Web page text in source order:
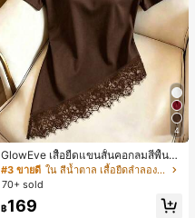
4
GlowEve เสื้อยืดแขนสั้นคอกลมสีพื้นลำ
ลองอเนกประสงค์สำหรับผู้หญิง
#3 ขายดี
ใน สีน้ำตาล เสื้อยืดลำลองพื้นฐาน
70+ sold
฿169